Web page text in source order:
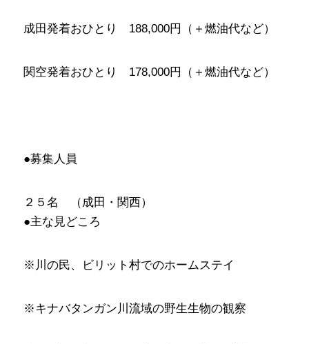
成田発着おひとり 188,000円（＋燃油代など）
関空発着おひとり 178,000円（＋燃油代など）
●募集人員
２５名 （成田・関西）
●主な見どころ
※川の民、ビリット村でのホームステイ
※キナバタンガン川流域の野生生物の観察